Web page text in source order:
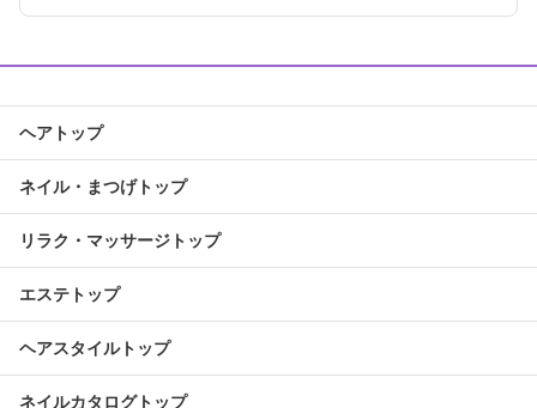
ヘアトップ
ネイル・まつげトップ
リラク・マッサージトップ
エステトップ
ヘアスタイルトップ
ネイルカタログトップ